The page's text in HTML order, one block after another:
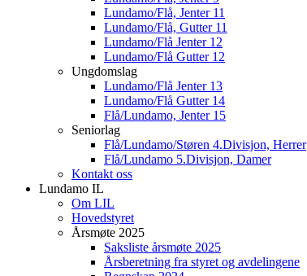
Lundamo/Flå, Jenter 11
Lundamo/Flå, Gutter 11
Lundamo/Flå Jenter 12
Lundamo/Flå Gutter 12
Ungdomslag
Lundamo/Flå Jenter 13
Lundamo/Flå Gutter 14
Flå/Lundamo, Jenter 15
Seniorlag
Flå/Lundamo/Støren 4.Divisjon, Herrer
Flå/Lundamo 5.Divisjon, Damer
Kontakt oss
Lundamo IL
Om LIL
Hovedstyret
Årsmøte 2025
Saksliste årsmøte 2025
Årsberetning fra styret og avdelingene